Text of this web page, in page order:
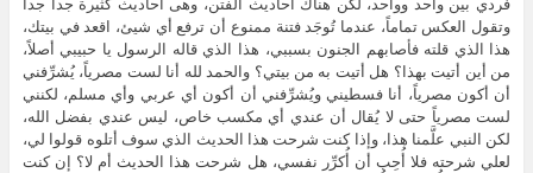
وتقول العكس تماماً، عندما تُوجَد فتنة ممنوع أن ترفع أي شيئ، اقعد في بيتك،
هذا الذي قلته فأصابهم الجنون بسببي، هذا الذي قاله الرسول يا حبيبي أصلاً،
من أين أتيت بهذا؟ هل أتيت به من بيتي؟ والحمد لله أنا لست مصرياً، يُشرِّفني
أن أكون مصرياً، أنا فسطيني ويُشرِّفني أن أكون أي عربي وأي مسلم، لكنني
لست مصرياً حتى لا يُقال أن عندي أي مكسب خاص، ليس عندي بفضل الله،
لكن النبي علَّمنا هذا، وإذا كنت شرحت هذا الحديث الذي سوف أتلوه قولوا لي،
لعلي شرحته فلا أُحِب أن أُكرِّر نفسي، هل شرحت هذا الحديث أم لا؟ إن كنت